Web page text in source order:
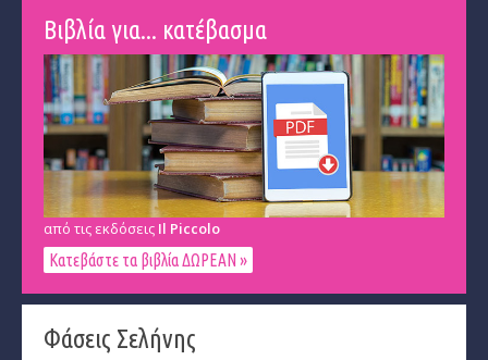
Βιβλία για... κατέβασμα
από τις εκδόσεις Il Piccolo
Κατεβάστε τα βιβλία ΔΩΡΕΑΝ »
Φάσεις Σελήνης